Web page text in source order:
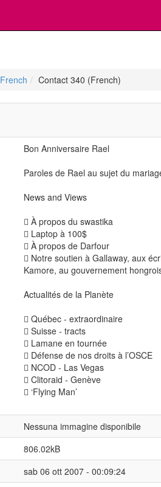
French Contact 340 (French)
Bon Anniversaire Rael
Paroles de Rael au sujet du
News and Views
 À propos du swastika
 Laptop à 100$
 À propos de Darfour
 Notre soutien à Gallaway, aux
Kamore, au gouvernement
Actualités de la Planète
 Québec - extraordinaire
 Suisse - tracts
 Lamane en tournée
 Défense de nos droits à l’OSCE
 NCOD - Las Vegas
 Clitoraid - Genève
 ‘Flying Man’
Nessuna immagine disponibile
806.02kB
sab 06 ott 2007 - 00:09:24